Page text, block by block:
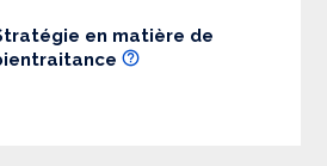
en matière de